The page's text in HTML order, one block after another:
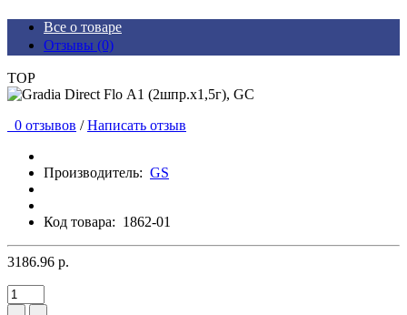
Все о товаре
Отзывы (0)
TOP
0 отзывов / Написать отзыв
Производитель: GS
Код товара: 1862-01
3186.96 р.